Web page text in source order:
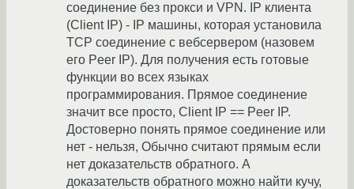
соединение без прокси и VPN. IP клиента
(Client IP) - IP машины, которая установила
TCP соединение с вебсервером (назовем
его Peer IP). Для получения есть готовые
функции во всех языках
программирования. Прямое соединение
значит все просто, Client IP == Peer IP.
Достоверно понять прямое соединение или
нет - нельзя, Обычно считают прямым если
нет доказательств обратного. А
доказательств обратного можно найти кучу,